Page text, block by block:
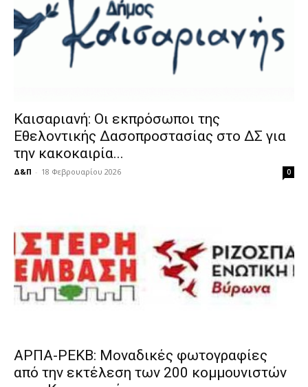
Καισαριανή: Οι εκπρόσωποι της
Εθελοντικής Δασοπροστασίας στο ΔΣ για
την κακοκαιρία...
Δ&Π - 18 Φεβρουαρίου 2026 0
ΑΡΠΑ-ΡΕΚΒ: Μοναδικές φωτογραφίες
από την εκτέλεση των 200 κομμουνιστών